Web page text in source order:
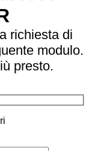
richiesta di
modulo.
presto.